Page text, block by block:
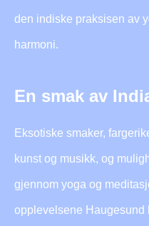
den indiske praksisen av
harmoni.
En smak av
Eksotiske smaker,
kunst og musikk, og
gjennom yoga og
opplevelsene Haugesund